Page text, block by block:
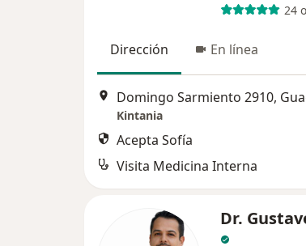
24
Dirección En línea
Domingo Sarmiento 2910,
Kintania
Acepta Sofía
Visita Medicina Interna
Dr.